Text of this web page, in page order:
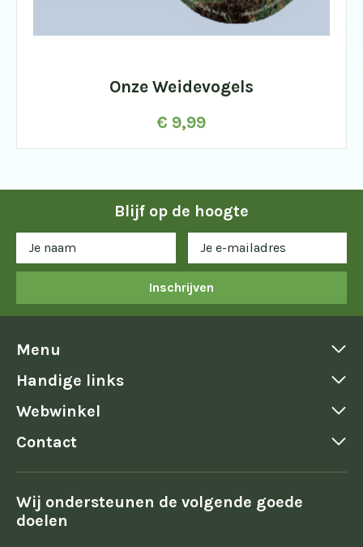
Onze Weidevogels
€ 9,99
Blijf op de hoogte
Inschrijven
Menu
Handige links
Webwinkel
Contact
Wij ondersteunen de volgende goede
doelen